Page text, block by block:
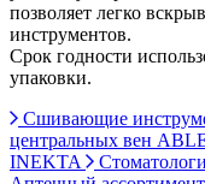
позволяет легко
инструментов.
Срок годности
упаковки.
Сшивающие
центральных вен
INEKTA